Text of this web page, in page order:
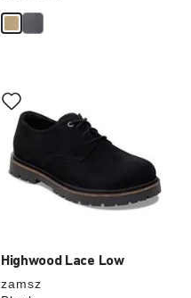
Highwood Lace Low
zamsz
koloru
spowoduje
zmianę
zdjęcia
produktu